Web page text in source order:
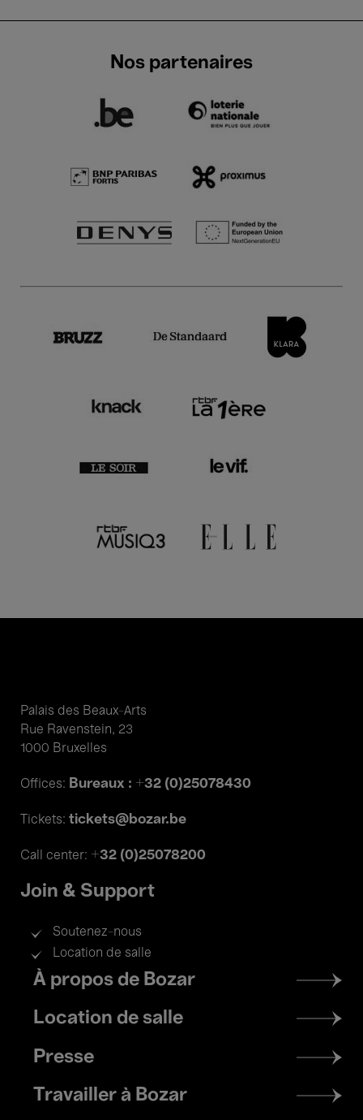
Nos partenaires
Palais des Beaux-Arts
Rue Ravenstein, 23
1000 Bruxelles
Offices: Bureaux : +32 (0)25078430
Tickets: tickets@bozar.be
Call center: +32 (0)25078200
Join & Support
Soutenez-nous
Location de salle
Footer
menu
À propos de Bozar
Location de salle
Presse
Travailler à Bozar